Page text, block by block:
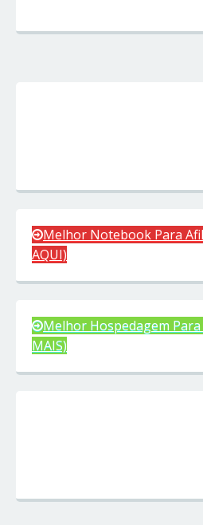
Melhor Notebook Para
AQUI)
Melhor Hospedagem Para
MAIS)